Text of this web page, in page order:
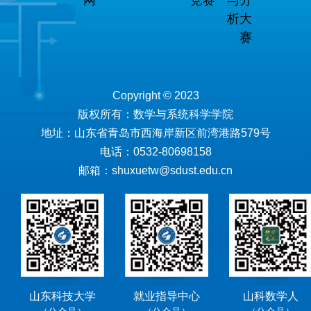
析大
赛
Copyright © 2023
版权所有：数学与系统科学学院
地址：山东省青岛市西海岸新区前湾港路579号
电话：0532-80698158
邮箱：shuxuetw@sdust.edu.cn
山东科技大学 就业指导中心 山科数学人